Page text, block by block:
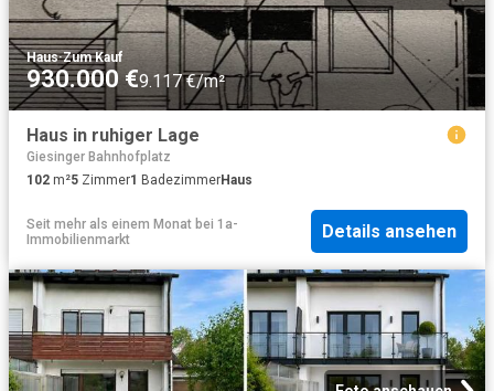
Haus·Zum Kauf
930.000 €9.117 €/m²
Haus in ruhiger Lage
Giesinger Bahnhofplatz
102 m²5 Zimmer1 BadezimmerHaus
Seit mehr als einem Monat bei 1a-
Immobilienmarkt
Details ansehen